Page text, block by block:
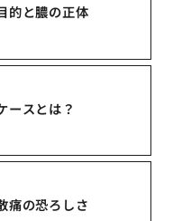
的と膿の正体
ースとは？
痛の恐ろしさ